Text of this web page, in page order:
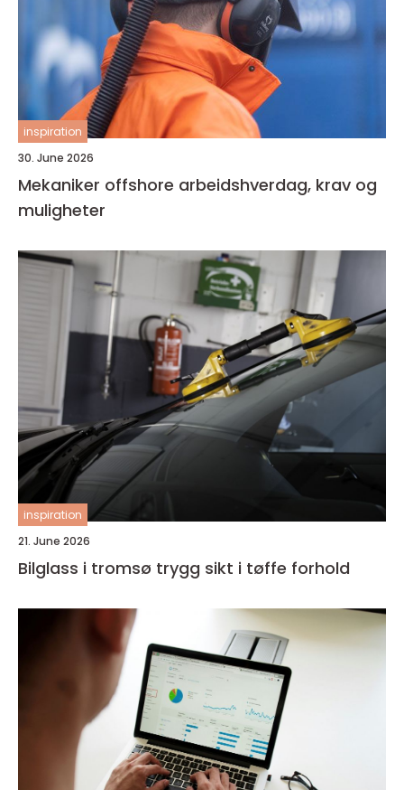
inspiration
30. June 2026
Mekaniker offshore arbeidshverdag, krav og
muligheter
inspiration
21. June 2026
Bilglass i tromsø trygg sikt i tøffe forhold